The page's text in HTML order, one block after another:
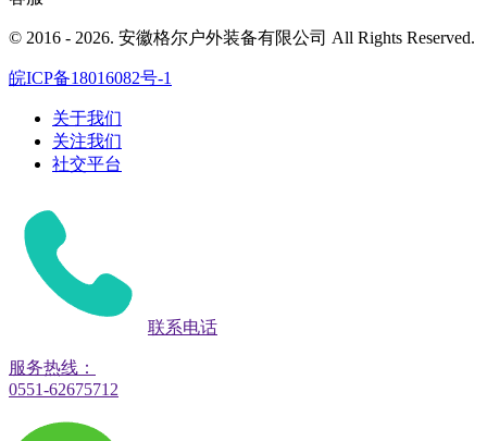
© 2016 - 2026. 安徽格尔户外装备有限公司 All Rights Reserved.
皖ICP备18016082号-1
关于我们
关注我们
社交平台
联系电话
服务热线：
0551-62675712